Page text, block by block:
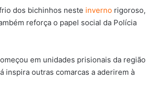
dos bichinhos neste inverno rigoroso,
reforça o papel social da Polícia
em unidades prisionais da região
inspira outras comarcas a aderirem à